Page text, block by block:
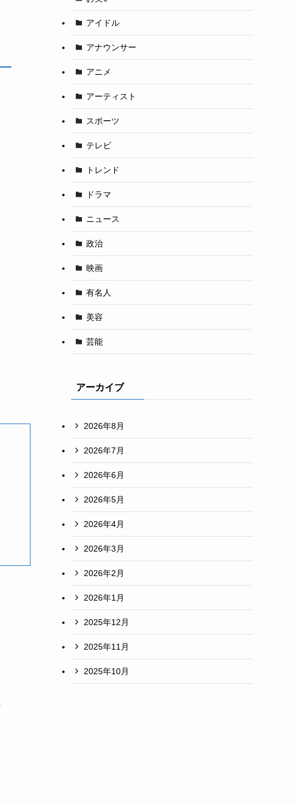
アイドル
アナウンサー
アニメ
アーティスト
スポーツ
テレビ
トレンド
ドラマ
ニュース
政治
映画
有名人
美容
芸能
アーカイブ
2026年8月
2026年7月
2026年6月
2026年5月
2026年4月
2026年3月
2026年2月
2026年1月
2025年12月
2025年11月
2025年10月